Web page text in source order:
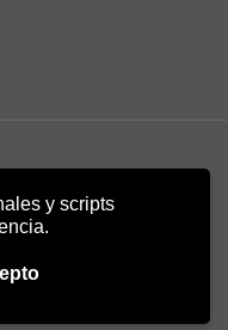
y scripts
Lobedde